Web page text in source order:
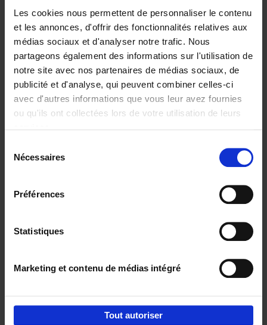
Les cookies nous permettent de personnaliser le contenu
et les annonces, d'offrir des fonctionnalités relatives aux
médias sociaux et d'analyser notre trafic. Nous
partageons également des informations sur l'utilisation de
notre site avec nos partenaires de médias sociaux, de
publicité et d'analyse, qui peuvent combiner celles-ci
avec d'autres informations que vous leur avez fournies
ou qu'ils ont collectées lors de votre utilisation de leurs
Nécessaires
Préférences
Statistiques
Marketing et contenu de médias intégré
Tout autoriser
Building Bonds = Building
Business
Jochen Roef Jozefien De Feyter
Carolien Boom
Couverture souple
2025 200
€29,99
Digital marketing like a PRO -
completely revised edition (EN)